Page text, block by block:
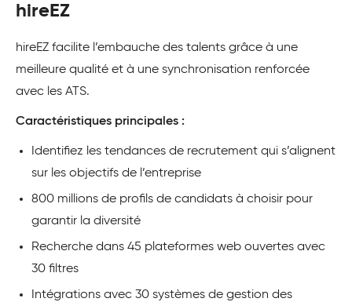
hireEZ
hireEZ facilite l’embauche des talents grâce à une
meilleure qualité et à une synchronisation renforcée
avec les ATS.
Caractéristiques principales :
Identifiez les tendances de recrutement qui s’alignent
sur les objectifs de l’entreprise
800 millions de profils de candidats à choisir pour
garantir la diversité
Recherche dans 45 plateformes web ouvertes avec
30 filtres
Intégrations avec 30 systèmes de gestion des